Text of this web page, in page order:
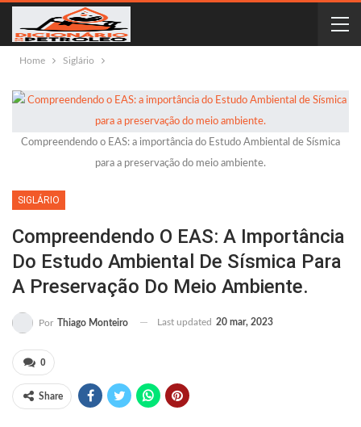
Home Siglário
Compreendendo o EAS: a importância do Estudo Ambiental de Sísmica
para a preservação do meio ambiente.
SIGLÁRIO
Compreendendo O EAS: A Importância
Do Estudo Ambiental De Sísmica Para
A Preservação Do Meio Ambiente.
Por Thiago Monteiro Last updated 20 mar, 2023
0
Share